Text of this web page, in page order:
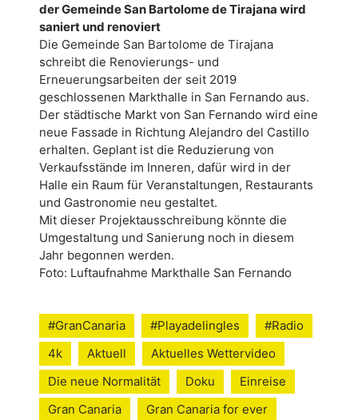
der Gemeinde San Bartolome de Tirajana wird
saniert und renoviert
Die Gemeinde San Bartolome de Tirajana
schreibt die Renovierungs- und
Erneuerungsarbeiten der seit 2019
geschlossenen Markthalle in San Fernando aus.
Der städtische Markt von San Fernando wird eine
neue Fassade in Richtung Alejandro del Castillo
erhalten. Geplant ist die Reduzierung von
Verkaufsstände im Inneren, dafür wird in der
Halle ein Raum für Veranstaltungen, Restaurants
und Gastronomie neu gestaltet.
Mit dieser Projektausschreibung könnte die
Umgestaltung und Sanierung noch in diesem
Jahr begonnen werden.
Foto: Luftaufnahme Markthalle San Fernando
#GranCanaria #Playadelingles
#Radio
4k
Aktuell
Aktuelles Wettervideo
Die neue Normalität
Doku
Einreise
Gran Canaria
Gran Canaria for ever